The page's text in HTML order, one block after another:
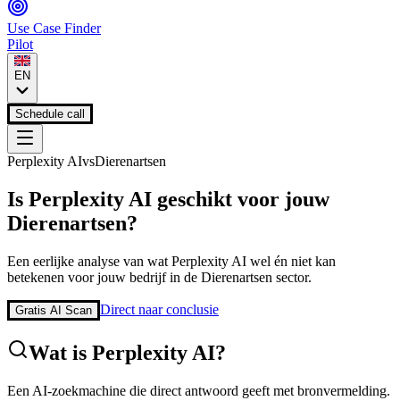
Use Case Finder
Pilot
EN
Schedule call
Perplexity AIvsDierenartsen
Is Perplexity AI geschikt voor jouw
Dierenartsen?
Een eerlijke analyse van wat Perplexity AI wel én niet kan
betekenen voor jouw bedrijf in de Dierenartsen sector.
Gratis AI Scan Direct naar conclusie
Wat is Perplexity AI?
Een AI-zoekmachine die direct antwoord geeft met bronvermelding.